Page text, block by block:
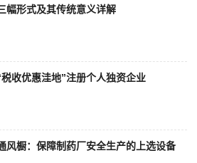
幅形式及其传统意义详解
收优惠洼地”注册个人独资企业
风橱：保障制药厂安全生产的上选设备